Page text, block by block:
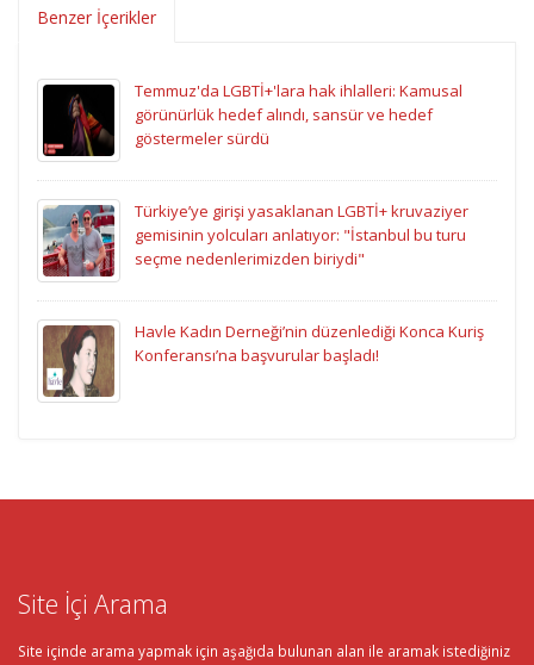
Benzer İçerikler
Temmuz'da LGBTİ+'lara hak ihlalleri: Kamusal
görünürlük hedef alındı, sansür ve hedef
göstermeler sürdü
Türkiye’ye girişi yasaklanan LGBTİ+ kruvaziyer
gemisinin yolcuları anlatıyor: "İstanbul bu turu
seçme nedenlerimizden biriydi"
Havle Kadın Derneği’nin düzenlediği Konca Kuriş
Konferansı’na başvurular başladı!
Site İçi Arama
Site içinde arama yapmak için aşağıda bulunan alan ile aramak istediğiniz